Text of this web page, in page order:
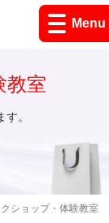
Menu
ショップ・体験教室
教室
。